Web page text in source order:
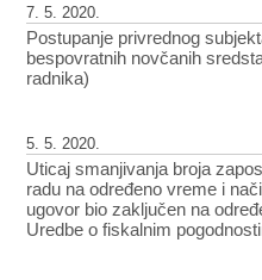
Postupanje privrednog
bespovratnih novčanih
radnika)
7. 5. 2020.
Uticaj smanjivanja broja
radu na određeno vreme i
ugovor bio zaključen na
Uredbe o fiskalnim
5. 5. 2020.